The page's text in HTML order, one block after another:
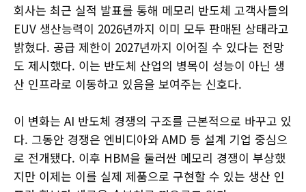
회사는 최근 실적 발표를 통해 메모리 반도체 고객사들의
EUV 생산능력이 2026년까지 이미 모두 판매된 상태라고
밝혔다. 공급 제한이 2027년까지 이어질 수 있다는 전망
도 제시했다. 이는 반도체 산업의 병목이 성능이 아닌 생
산 인프라로 이동하고 있음을 보여주는 신호다.
이 변화는 AI 반도체 경쟁의 구조를 근본적으로 바꾸고 있
다. 그동안 경쟁은 엔비디아와 AMD 등 설계 기업 중심으
로 전개됐다. 이후 HBM을 둘러싼 메모리 경쟁이 부상했
지만 이제는 이를 실제 제품으로 구현할 수 있는 생산 인